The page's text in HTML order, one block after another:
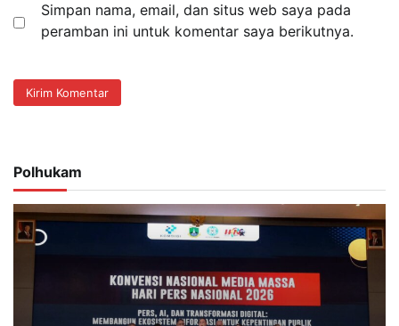
Simpan nama, email, dan situs web saya pada
peramban ini untuk komentar saya berikutnya.
Polhukam